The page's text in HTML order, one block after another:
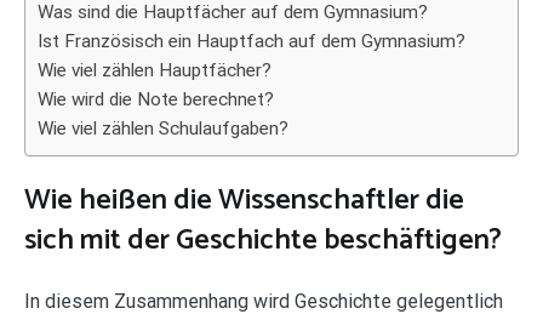
Was sind die Hauptfächer auf dem Gymnasium?
Ist Französisch ein Hauptfach auf dem Gymnasium?
Wie viel zählen Hauptfächer?
Wie wird die Note berechnet?
Wie viel zählen Schulaufgaben?
Wie heißen die Wissenschaftler die
sich mit der Geschichte beschäftigen?
In diesem Zusammenhang wird Geschichte gelegentlich